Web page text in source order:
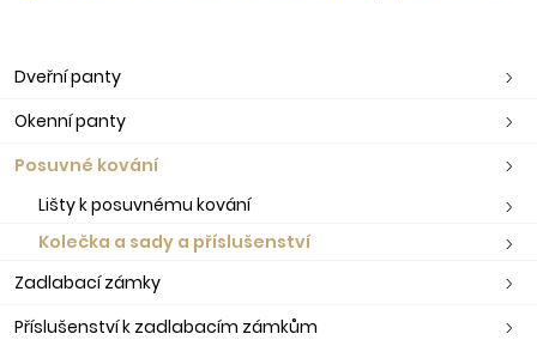
Dveřní panty
Okenní panty
Posuvné kování
Lišty k posuvnému kování
Kolečka a sady a příslušenství
Zadlabací zámky
Příslušenství k zadlabacím zámkům